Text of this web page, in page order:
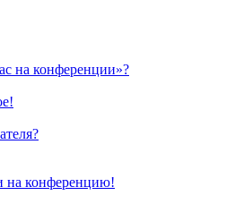
на конференции»?
на конференцию!